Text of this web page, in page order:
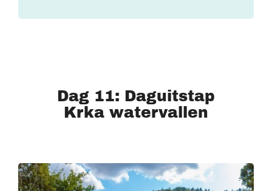
Dag 11: Daguitstap
Krka watervallen